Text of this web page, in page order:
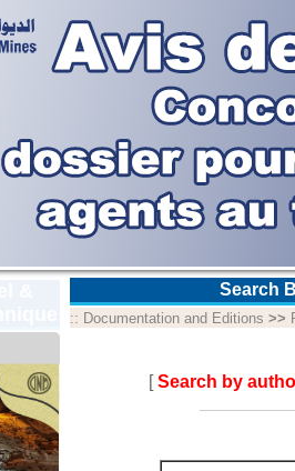
Search
:: Documentation and Editions >>
[Search by